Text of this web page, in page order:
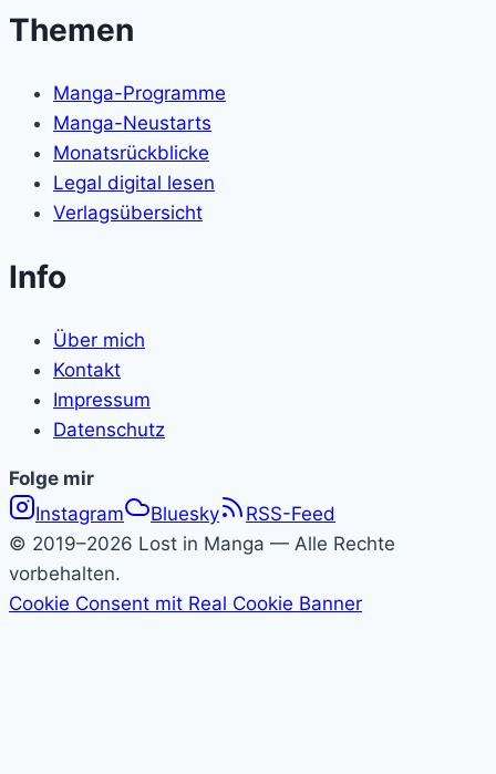
Themen
Manga-Programme
Manga-Neustarts
Monatsrückblicke
Legal digital lesen
Verlagsübersicht
Info
Über mich
Kontakt
Impressum
Datenschutz
Folge
Lost
in
Folge mir
Instagram
Bluesky
RSS-Feed
© 2019–2026 Lost in Manga — Alle Rechte
vorbehalten.
Cookie Consent mit Real Cookie Banner